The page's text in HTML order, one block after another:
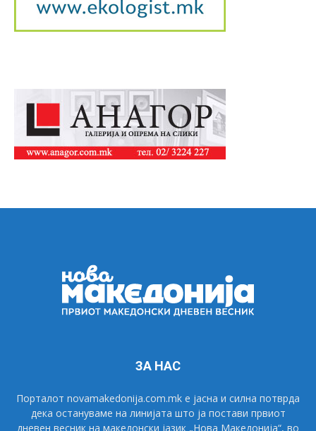
ЗА НАС
Порталот novamakedonija.com.mk е јасна и силна потврда
дека остануваме на линијата што ја постави првиот
дневен весник на македонски јазик „Нова Македонија“, во